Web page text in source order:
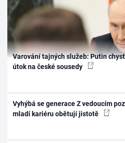
Varování tajných služeb: Putin
útok na české sousedy
Vyhýbá se generace Z vedoucím
mladí kariéru obětují jistotě